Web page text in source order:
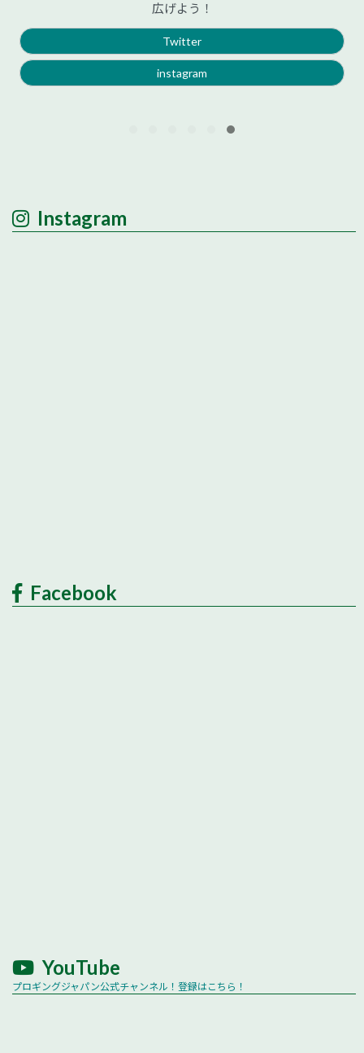
広げよう！
Twitter
instagram
Instagram
Facebook
YouTube
プロギングジャパン公式チャンネル！登録はこちら！